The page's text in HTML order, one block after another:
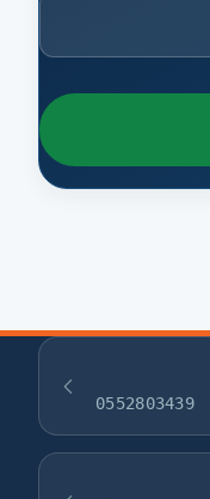
0552803439